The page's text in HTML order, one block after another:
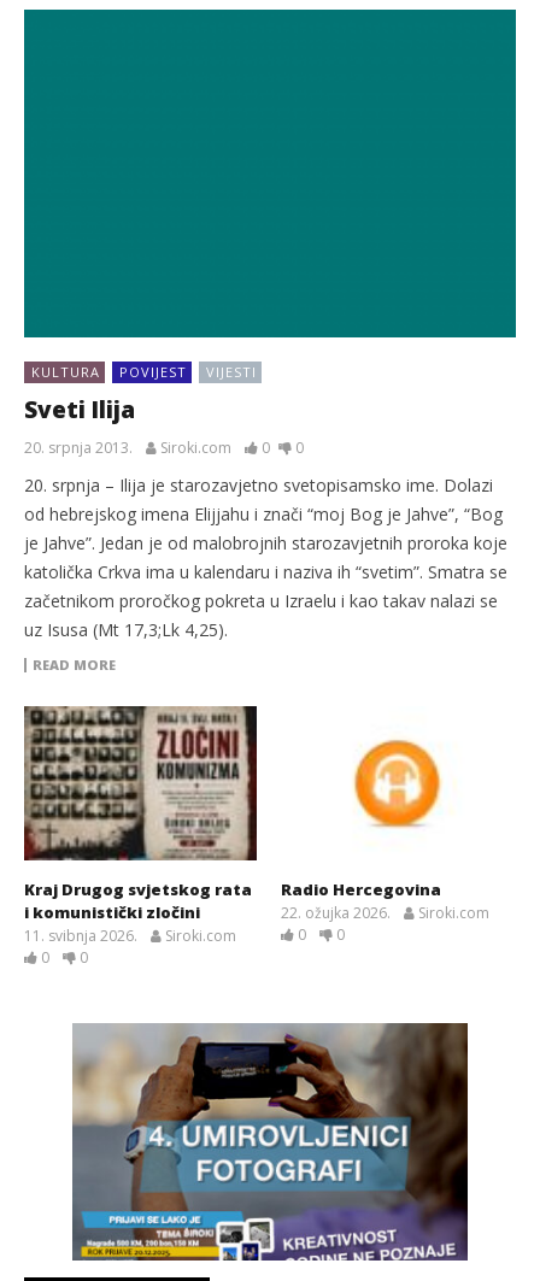
KULTURA POVIJEST VIJESTI
Sveti Ilija
20. srpnja 2013. Siroki.com 0 0
20. srpnja – Ilija je starozavjetno svetopisamsko ime. Dolazi
od hebrejskog imena Elijjahu i znači “moj Bog je Jahve”, “Bog
je Jahve”. Jedan je od malobrojnih starozavjetnih proroka koje
katolička Crkva ima u kalendaru i naziva ih “svetim”. Smatra se
začetnikom proročkog pokreta u Izraelu i kao takav nalazi se
uz Isusa (Mt 17,3;Lk 4,25).
READ MORE
Kraj Drugog svjetskog rata
i komunistički zločini
11. svibnja 2026.
Siroki.com
0
0
Radio Hercegovina
22. ožujka 2026.
Siroki.com
0
0